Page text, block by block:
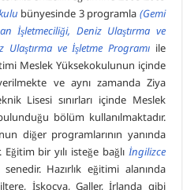
bünyesinde 3 programla (Gemi
İşletmeciliği, Deniz Ulaştırma ve
Ulaştırma ve İşletme Programı ile
Meslek Yüksekokulunun içinde
ve aynı zamanda Ziya
Lisesi sınırları içinde Meslek
bölüm kullanılmaktadır.
diğer programlarının yanında
bir yılı isteğe bağlı İngilizce
Hazırlık eğitimi alanında
İskoçya, Galler, İrlanda gibi